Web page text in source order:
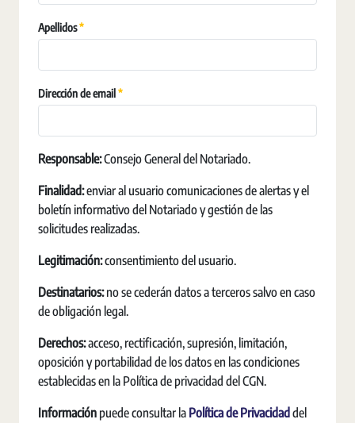
Apellidos Pakollinen
Dirección de email Pakollinen
Responsable:Consejo General del Notariado.
Finalidad:enviar al usuario comunicaciones de alertas y el
boletín informativo del Notariado y gestión de las
solicitudes realizadas.
Legitimación:consentimiento del usuario.
Destinatarios:no se cederán datos a terceros salvo en caso
de obligación legal.
Derechos:acceso, rectificación, supresión, limitación,
oposición y portabilidad de los datos en las condiciones
establecidas en la Política de privacidad del CGN.
Información puede consultar la Política de Privacidad del